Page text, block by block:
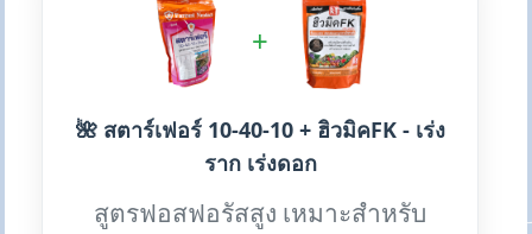
+
🌺 สตาร์เฟอร์ 10-40-10 + ฮิวมิคFK - เร่ง
ราก เร่งดอก
สูตรฟอสฟอรัสสูง เหมาะสำหรับ